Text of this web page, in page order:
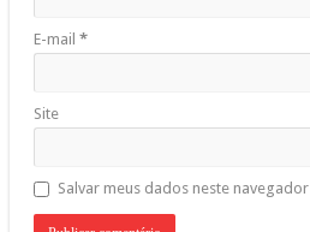
E-mail *
Site
Salvar meus dados neste